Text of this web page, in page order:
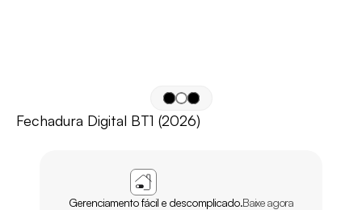
Fechadura Digital BT1 (2026)
Gerenciamento fácil e descomplicado.Baixe agora